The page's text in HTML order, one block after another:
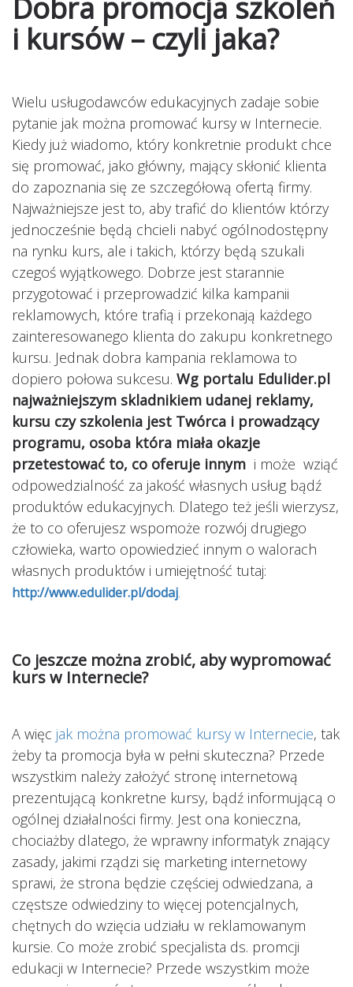
Dobra promocja szkoleń
i kursów – czyli jaka?
Wielu usługodawców edukacyjnych zadaje sobie
pytanie jak można promować kursy w Internecie.
Kiedy już wiadomo, który konkretnie produkt chce
się promować, jako główny, mający skłonić klienta
do zapoznania się ze szczegółową ofertą firmy.
Najważniejsze jest to, aby trafić do klientów którzy
jednocześnie będą chcieli nabyć ogólnodostępny
na rynku kurs, ale i takich, którzy będą szukali
czegoś wyjątkowego. Dobrze jest starannie
przygotować i przeprowadzić kilka kampanii
reklamowych, które trafią i przekonają każdego
zainteresowanego klienta do zakupu konkretnego
kursu. Jednak dobra kampania reklamowa to
dopiero połowa sukcesu. Wg portalu Edulider.pl
najważniejszym skladnikiem udanej reklamy,
kursu czy szkolenia jest Twórca i prowadzący
programu, osoba która miała okazje
przetestować to, co oferuje innym i może wziąć
odpowedzialność za jakość własnych usług bądź
produktów edukacyjnych. Dlatego też jeśli wierzysz,
że to co oferujesz wspomoże rozwój drugiego
człowieka, warto opowiedzieć innym o walorach
własnych produktów i umiejętność tutaj:
http://www.edulider.pl/dodaj.
Co jeszcze można zrobić, aby wypromować
kurs w Internecie?
A więc jak można promować kursy w Internecie, tak
żeby ta promocja była w pełni skuteczna? Przede
wszystkim należy założyć stronę internetową
prezentującą konkretne kursy, bądź informującą o
ogólnej działalności firmy. Jest ona konieczna,
chociażby dlatego, że wprawny informatyk znający
zasady, jakimi rządzi się marketing internetowy
sprawi, że strona będzie częściej odwiedzana, a
częstsze odwiedziny to więcej potencjalnych,
chętnych do wzięcia udziału w reklamowanym
kursie. Co może zrobić specjalista ds. promcji
edukacji w Internecie? Przede wszystkim może